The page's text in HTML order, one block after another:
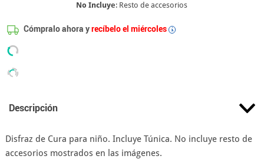
No Incluye: Resto de accesorios
Cómpralo ahora yrecíbelo el miércoles i
Descripción
Disfraz de Cura para niño. Incluye Túnica. No incluye resto de
accesorios mostrados en las imágenes.